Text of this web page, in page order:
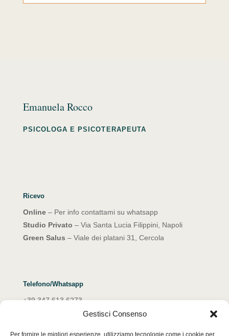
Gestisci Consenso
Per fornire le migliori esperienze, utilizziamo tecnologie come i cookie per
Emanuela Rocco
PSICOLOGA E PSICOTERAPEUTA
Ricevo
Online– Per info contattami su whatsapp
Studio Privato – Via Santa Lucia Filippini, Napoli
Green Salus – Viale dei platani 31, Cercola
Telefono/Whatsapp
+39 347 613 6273